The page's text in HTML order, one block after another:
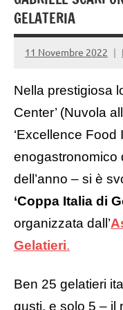
GELATERIA
11 Novembre 2022
Nella prestigiosa
Center’ (Nuvola
‘Excellence Food
enogastronomico
dell’anno – si è
‘Coppa Italia di
organizzata dall’
Gelatieri.
Ben 25 gelatieri
gusti, e solo 5 – il